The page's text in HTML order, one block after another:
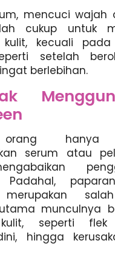
mencuci wajah
cukup untuk
kulit, kecuali pada
setelah
berlebihan.
orang hanya
serum atau
Padahal,
munculnya
seperti flek
hingga